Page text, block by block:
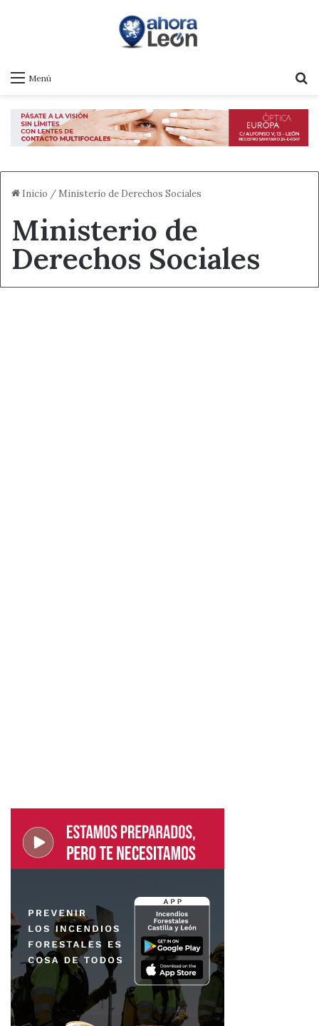
Menú
Inicio / Ministerio de Derechos Sociales
Ministerio de
Derechos Sociales